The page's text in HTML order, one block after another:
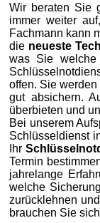
Wir beraten Sie
immer weiter
Fachmann kann
die neueste
was Sie welche
offen. Sie
gut absichern.
überbieten und
Bei unserem
Schlüsseldienst
Ihr
Termin
jahrelange
welche
zurücklehnen
brauchen Sie